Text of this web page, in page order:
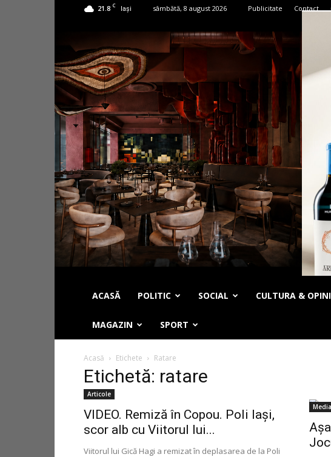
21.8 C Iași sâmbătă, 8 august 2026 Publicitate Contact
ACASĂ POLITIC SOCIAL CULTURA &
MAGAZIN SPORT
Acasă Etichete Ratare
Etichetă: ratare
Articole
VIDEO. Remiză în Copou. Poli Iași,
scor alb cu Viitorul lui...
Viitorul lui Gică Hagi a remizat în deplasarea de la Poli
Media